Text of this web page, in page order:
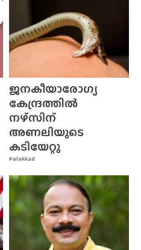
Palakkad
ജനകീയാരോഗ്യ
കേന്ദ്രത്തിൽ
നഴ്‌സിന്‌
അണലിയുടെ
കടിയേറ്റു